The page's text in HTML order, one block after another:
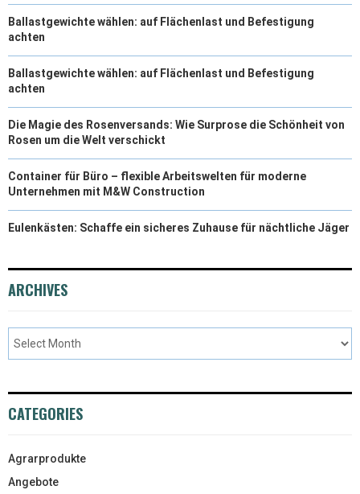
Ballastgewichte wählen: auf Flächenlast und Befestigung
achten
Ballastgewichte wählen: auf Flächenlast und Befestigung
achten
Die Magie des Rosenversands: Wie Surprose die Schönheit von
Rosen um die Welt verschickt
Container für Büro – flexible Arbeitswelten für moderne
Unternehmen mit M&W Construction
Eulenkästen: Schaffe ein sicheres Zuhause für nächtliche Jäger
ARCHIVES
CATEGORIES
Agrarprodukte
Angebote